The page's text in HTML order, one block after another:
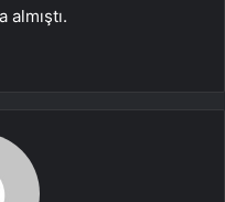
almıştı.